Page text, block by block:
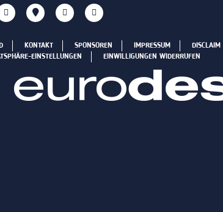
KONTAKT SPONSOREN IMPRESSUM DISCLAIM
EINSTELLUNGEN
EINWILLIGUNGEN WIDERRUFEN